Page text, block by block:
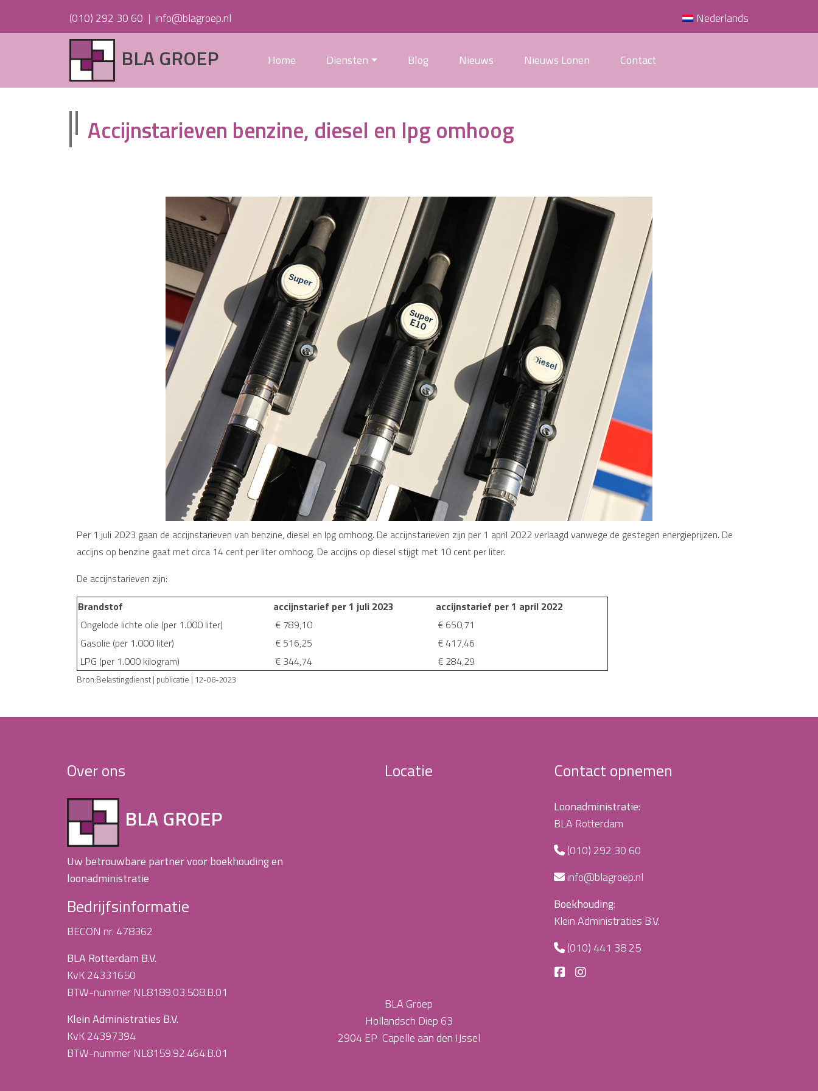
(010) 292 30 60 | info@blagroep.nl Nederlands
BLA GROEP Home Diensten Blog Nieuws Nieuws Lonen Contact
Accijnstarieven benzine, diesel en lpg omhoog
Per 1 juli 2023 gaan de accijnstarieven van benzine, diesel en lpg omhoog. De accijnstarieven zijn per 1 april 2022 verlaagd vanwege de gestegen energieprijzen. De
accijns op benzine gaat met circa 14 cent per liter omhoog. De accijns op diesel stijgt met 10 cent per liter.
De accijnstarieven zijn:
Brandstof
accijnstarief per 1 juli 2023
accijnstarief per 1 april 2022
Ongelode lichte olie (per 1.000 liter)
€ 789,10
€ 650,71
Gasolie (per 1.000 liter)
€ 516,25
€ 417,46
LPG (per 1.000 kilogram)
€ 344,74 € 284,29
Bron:Belastingdienst | publicatie | 12-06-2023
Over ons
BLA GROEP
Uw betrouwbare partner voor boekhouding en
loonadministratie
Bedrijfsinformatie
BECON nr. 478362
BLA Rotterdam B.V.
KvK 24331650
BTW-nummer NL8189.03.508.B.01
Klein Administraties B.V.
KvK 24397394
BTW-nummer NL8159.92.464.B.01
Locatie
BLA Groep
Hollandsch Diep 63
2904 EP Capelle aan den IJssel
Contact opnemen
Loonadministratie:
BLA Rotterdam
(010) 292 30 60
info@blagroep.nl
Boekhouding:
Klein Administraties B.V.
(010) 441 38 25